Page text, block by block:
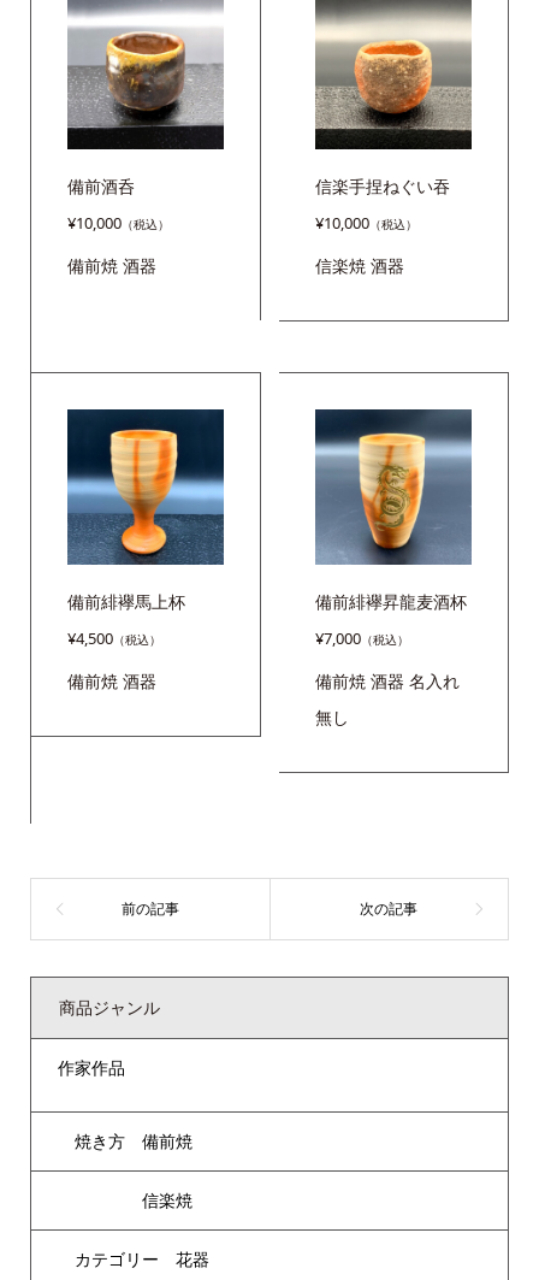
備前酒呑
¥10,000
備前焼 酒器
信楽手捏ねぐい吞
¥10,000
信楽焼 酒器
備前緋襷馬上杯
¥4,500
備前焼 酒器
備前緋襷昇龍麦酒杯
¥7,000
備前焼 酒器 名入れ
無し
商品ジャンル
作家作品
焼き方 備前焼
信楽焼
カテゴリー 花器